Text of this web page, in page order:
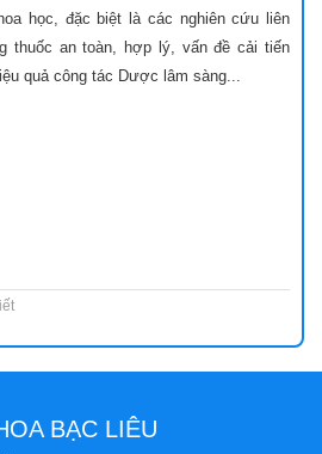
học, đặc biệt là các nghiên cứu liên
thuốc an toàn, hợp lý, vấn đề cải tiến
quả công tác Dược lâm sàng...
BẠC LIÊU